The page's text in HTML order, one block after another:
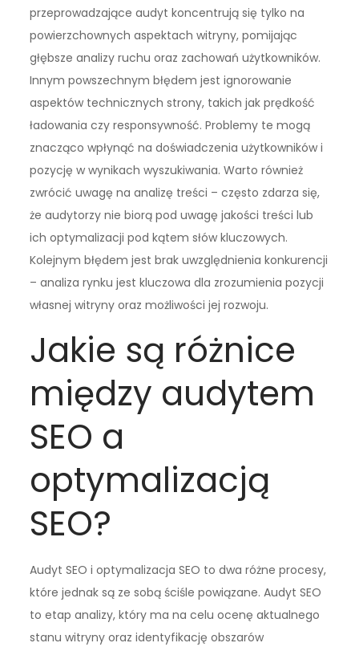
przeprowadzające audyt koncentrują się tylko na
powierzchownych aspektach witryny, pomijając
głębsze analizy ruchu oraz zachowań użytkowników.
Innym powszechnym błędem jest ignorowanie
aspektów technicznych strony, takich jak prędkość
ładowania czy responsywność. Problemy te mogą
znacząco wpłynąć na doświadczenia użytkowników i
pozycję w wynikach wyszukiwania. Warto również
zwrócić uwagę na analizę treści – często zdarza się,
że audytorzy nie biorą pod uwagę jakości treści lub
ich optymalizacji pod kątem słów kluczowych.
Kolejnym błędem jest brak uwzględnienia konkurencji
– analiza rynku jest kluczowa dla zrozumienia pozycji
własnej witryny oraz możliwości jej rozwoju.
Jakie są różnice
między audytem
SEO a
optymalizacją
SEO?
Audyt SEO i optymalizacja SEO to dwa różne procesy,
które jednak są ze sobą ściśle powiązane. Audyt SEO
to etap analizy, który ma na celu ocenę aktualnego
stanu witryny oraz identyfikację obszarów